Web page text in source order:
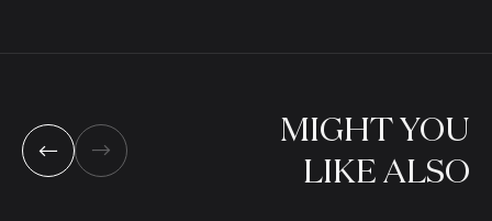
YOU
MIGHT
ALSO
LIKE